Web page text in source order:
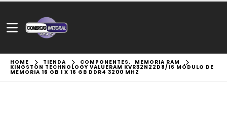
HOME TIENDA COMPONENTES, MEMORIA RAM
KINGSTON TECHNOLOGY VALUERAM KVR32N22D8/16 MÓDULO DE
MEMORIA 16 GB 1 X 16 GB DDR4 3200 MHZ